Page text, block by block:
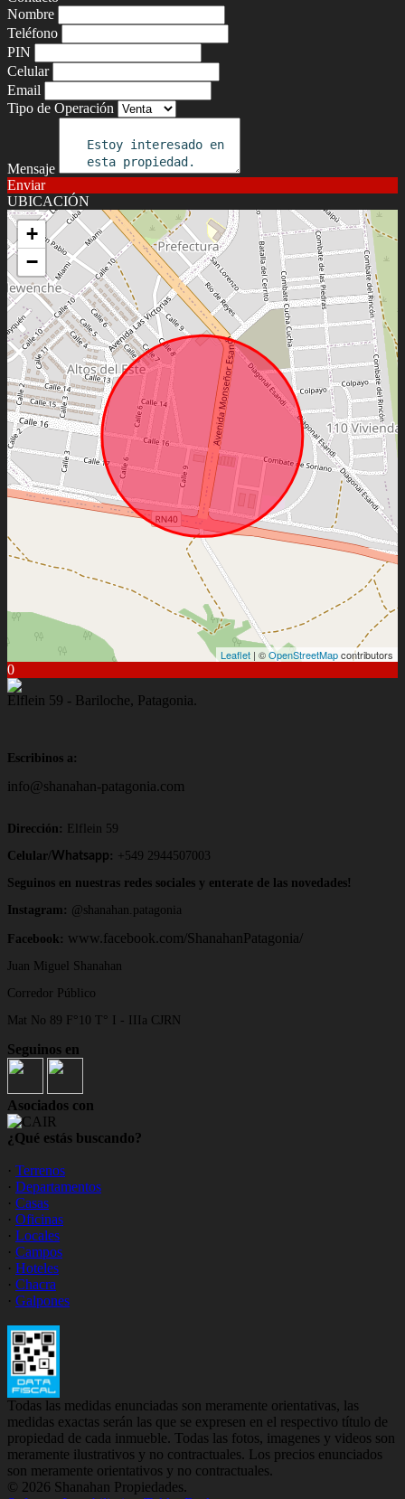
Nombre
Teléfono
PIN
Celular
Email
Tipo de Operación
Mensaje
Enviar
UBICACIÓN
+
−
Leaflet | ©OpenStreetMapcontributors
0
Elflein 59 - Bariloche, Patagonia.
Escribinos a:
info@shanahan-patagonia.com
Dirección:
Elflein 59
Celular/Whatsapp : +549 2944507003
Seguinos en nuestras redes sociales y enterate de las novedades!
Instagram: @shanahan.patagonia
Facebook: www.facebook.com/ShanahanPatagonia/
Juan Miguel Shanahan
Corredor Público
Mat No 89 F°10 T° I - IIIa CJRN
Seguinos en
Asociados con
¿Qué estás buscando?
· Terrenos
· Departamentos
· Casas
· Oficinas
· Locales
· Campos
· Hoteles
· Chacra
· Galpones
Todas las medidas enunciadas son meramente orientativas, las
medidas exactas serán las que se expresen en el respectivo título de
propiedad de cada inmueble. Todas las fotos, imagenes y videos son
meramente ilustrativos y no contractuales. Los precios enunciados
son meramente orientativos y no contractuales.
© 2026 Shanahan Propiedades.